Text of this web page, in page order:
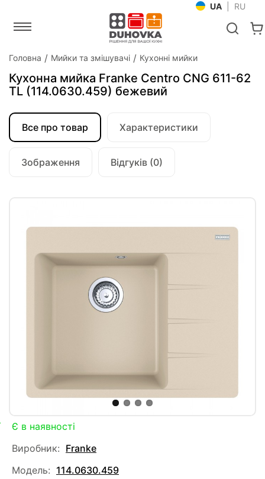
UA RU
Головна Мийки та змішувачі Кухонні мийки
Кухонна мийка Franke Centro CNG 611-62
TL (114.0630.459) бежевий
Все про товар Характеристики
Зображення Відгуків (0)
Є в наявності
Виробник: Franke
Модель: 114.0630.459